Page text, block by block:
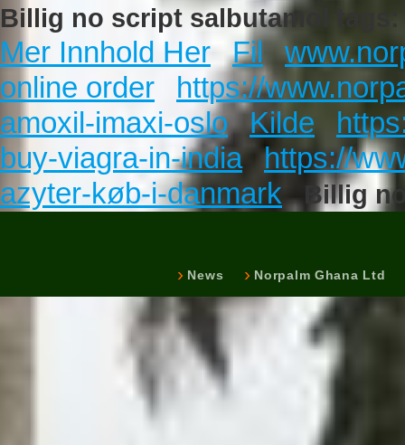
Billig no script salbutamol tags:
Mer Innhold Her Fil
online order
https://
amoxil-imaxi-oslo
Kilde
buy-viagra-in-india
https://
azyter-køb-i-danmark
Billig
News Norpalm Ghana Ltd